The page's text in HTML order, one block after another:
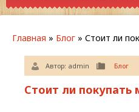
Главная » Блог » Стоит ли
Автор: admin Блог
Стоит ли